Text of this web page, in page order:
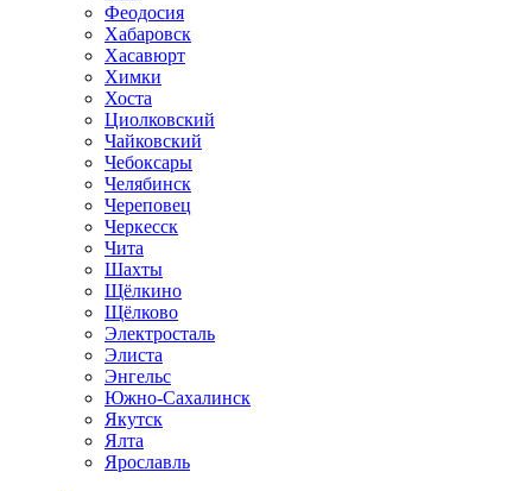
Феодосия
Хабаровск
Хасавюрт
Химки
Хоста
Циолковский
Чайковский
Чебоксары
Челябинск
Череповец
Черкесск
Чита
Шахты
Щёлкино
Щёлково
Электросталь
Элиста
Энгельс
Южно-Сахалинск
Якутск
Ялта
Ярославль